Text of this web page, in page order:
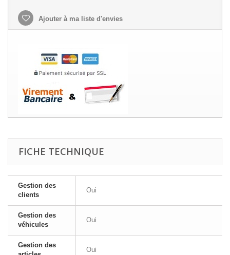
Ajouter à ma liste d'envies
FICHE TECHNIQUE
Gestion des
clients
Oui
Gestion des
véhicules
Oui
Gestion des
Oui